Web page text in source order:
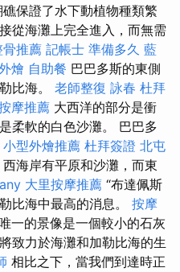
保證了水下動植物種類繁
從海灘上完全進入，而無需
骨推薦 記帳士 準備多久 藍
燴 自助餐 巴巴多斯的東側
比海。 老師整復 詠春 杜拜
摩推薦 大西洋的部分是衝
柔軟的白色沙灘。 巴巴多
小型外燴推薦 杜拜簽證 北屯
海岸有平原和沙灘，而東
大里按摩推薦 “布達佩斯
比海中最高的消息。 按摩
一的景像是一個較小的石灰
致力於海灘和加勒比海的生
相比之下，當我們到達時正